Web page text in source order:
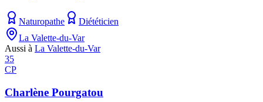
Naturopathe
Diététicien
La Valette-du-Var
Aussi à La Valette-du-Var
35
CP
Charlène Pourgatou